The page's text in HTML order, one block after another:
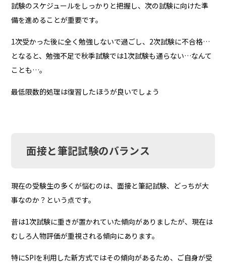
試験のスケジュールをしっかりと把握し、次の試験に向けた準
備を進めることが重要です。
1次受かった後に全く勉強しないで過ごし、2次試験に不合格…
となると、勉強不足で秋季試験では1次試験も通らない…なんて
ことも…。
最低限数的処理は復習したほうが良いでしょう
面接と筆記試験のバランス
現在の受験生の多くが悩むのは、面接と筆記試験、どっちが大
事なのか？という点です。
昔は1次試験に重きが置かれていた傾向がありましたが、現在は
むしろ人物評価が重視される傾向にあります。
特にSPIを利用した新方式ではその傾向があるため、ご自身が受